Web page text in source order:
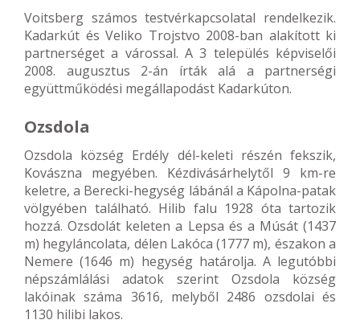
Voitsberg számos testvérkapcsolatal rendelkezik.
Kadarkút és Veliko Trojstvo 2008-ban alakított ki
partnerséget a várossal. A 3 település képviselői
2008. augusztus 2-án írták alá a partnerségi
együttműködési megállapodást Kadarkúton.
Ozsdola
Ozsdola község Erdély dél-keleti részén fekszik,
Kovászna megyében. Kézdivásárhelytől 9 km-re
keletre, a Berecki-hegység lábánál a Kápolna-patak
völgyében található. Hilib falu 1928 óta tartozik
hozzá. Ozsdolát keleten a Lepsa és a Músát (1437
m) hegyláncolata, délen Lakóca (1777 m), északon a
Nemere (1646 m) hegység határolja. A legutóbbi
népszámlálási adatok szerint Ozsdola község
lakóinak száma 3616, melyből 2486 ozsdolai és
1130 hilibi lakos.